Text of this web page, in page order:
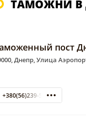
ТАМОЖНИ В
пост
Днепр, Улица
+380(56)239-56-73